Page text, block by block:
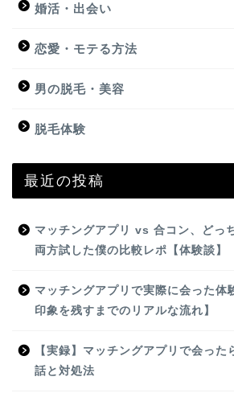
婚活・出会い
恋愛・モテる方法
男の脱毛・美容
脱毛体験
最近の投稿
マッチングアプリ vs 合コン、どっ
両方試した僕の比較レポ【体験談】
マッチングアプリで実際に会った体
印象を残すまでのリアルな流れ】
【実録】マッチングアプリで会った
話と対処法